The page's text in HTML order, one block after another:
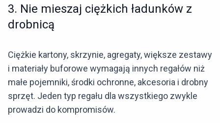
3. Nie mieszaj ciężkich ładunków z
drobnicą
Ciężkie kartony, skrzynie, agregaty, większe zestawy
i materiały buforowe wymagają innych regałów niż
małe pojemniki, środki ochronne, akcesoria i drobny
sprzęt. Jeden typ regału dla wszystkiego zwykle
prowadzi do kompromisów.